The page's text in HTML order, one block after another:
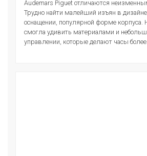
Audemars Piguet отличаются
Трудно найти малейший изъян в
оснащении, популярной форме корпуса.
смогла удивить материалами и
управлении, которые делают часы более...